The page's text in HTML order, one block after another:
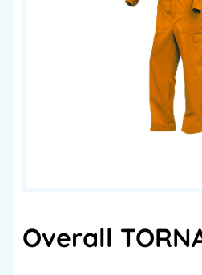
Overall